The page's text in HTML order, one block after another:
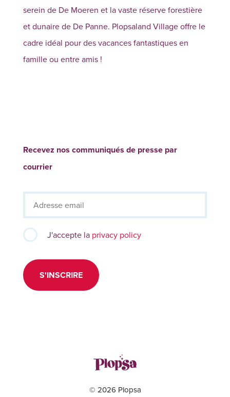
serein de De Moeren et la vaste réserve forestière
et dunaire de De Panne. Plopsaland Village offre le
cadre idéal pour des vacances fantastiques en
famille ou entre amis !
Recevez nos communiqués de presse par
courrier
J'accepte la privacy policy
S'INSCRIRE
© 2026 Plopsa